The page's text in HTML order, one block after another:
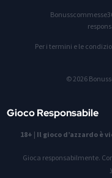
Per i termini e le
© 2026
Gioco Responsabile
18+ | Il gioco d’azzardo è
Gioca responsabilmente.